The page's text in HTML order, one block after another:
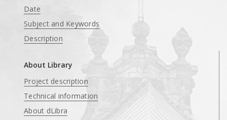
Date
Subject and Keywords
Description
About Library
Project description
Technical information
About dLibra